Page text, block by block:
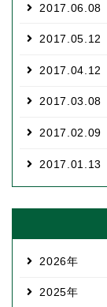
2017.06.08
2017.05.12
2017.04.12
2017.03.08
2017.02.09
2017.01.13
2026
2025